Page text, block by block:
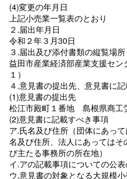
(4)変更の年月日
上記小売業一覧表のとおり
２.届出年月日
令和２年３月30日
３.届出及び添付書類の縦覧場所
益田市産業経済部産業支援セン
１）
４.意見書の提出先、意見書に
(1)意見書の提出先
松江市殿町１番地 島根県商工
(2)意見書に記載すべき事項
ア.氏名及び住所（団体にあっ
名及び住所、法人にあってはそ
び主たる事務所の所在地）
イ.アの記載事項についての公
ウ.意見書の対象となる大規模